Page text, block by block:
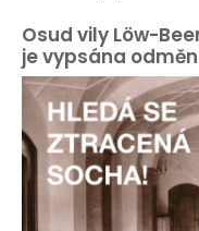
Osud vily Löw-
je vypsána